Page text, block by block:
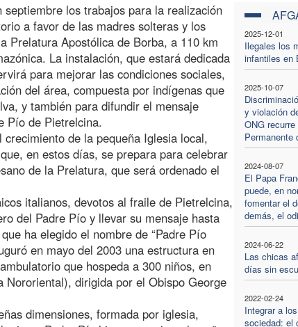
2025-12-01
Ilegales los
infantiles en
2025-10-07
y violación
ONG recurre
Permanente
2024-08-07
El Papa
puede, en
fomentar el
demás, el
2024-06-22
Las chicas
días sin
2022-02-24
Integrar a
sociedad: el
los trabajos para la realización
a favor de las madres solteras y los
Prelatura Apostólica de Borba, a 110 km
La instalación, que estará dedicada
para mejorar las condiciones sociales,
del área, compuesta por indígenas que
y también para difundir el mensaje
Pío de Pietrelcina.
de la pequeña Iglesia local,
en estos días, se prepara para celebrar
de la Prelatura, que será ordenado el
italianos, devotos al fraile de Pietrelcina,
del Padre Pío y llevar su mensaje hasta
ha elegido el nombre de “Padre Pío
en mayo del 2003 una estructura en
que hospeda a 300 niños, en
Nororiental), dirigida por el Obispo George
dimensiones, formada por iglesia,